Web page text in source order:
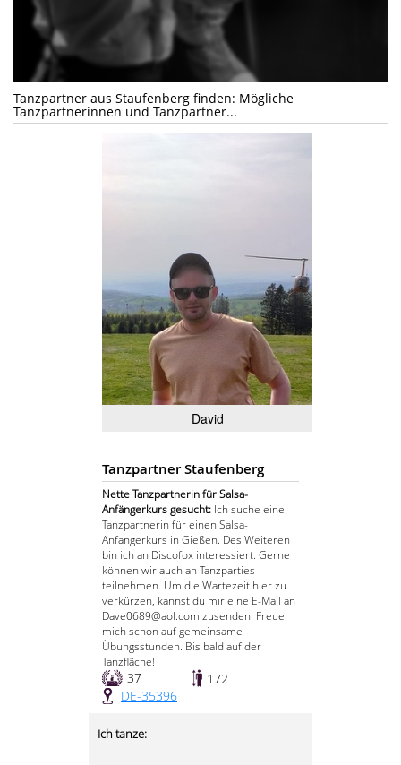
Tanzpartner aus Staufenberg finden: Mögliche
Tanzpartnerinnen und Tanzpartner...
David
Tanzpartner Staufenberg
Nette Tanzpartnerin für Salsa-
Anfängerkurs gesucht: Ich suche eine
Tanzpartnerin für einen Salsa-
Anfängerkurs in Gießen. Des Weiteren
bin ich an Discofox interessiert. Gerne
können wir auch an Tanzparties
teilnehmen. Um die Wartezeit hier zu
verkürzen, kannst du mir eine E-Mail an
Dave0689@aol.com zusenden. Freue
mich schon auf gemeinsame
Übungsstunden. Bis bald auf der
Tanzfläche!
37
172
DE-35396
Ich tanze: